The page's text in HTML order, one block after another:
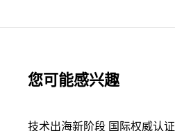
您可能感兴趣
技术出海新阶段 国际权威认证